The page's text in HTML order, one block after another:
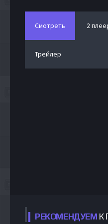
Смотреть 2
Трейлер
РЕКОМЕНДУЕМ К